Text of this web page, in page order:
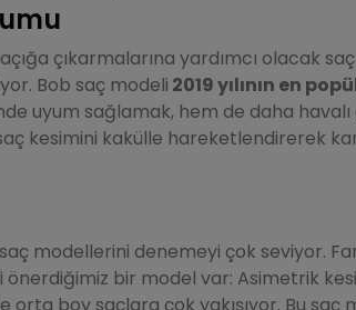
çıkarmalarına yardımcı olacak
Bob saç modeli 2019 yılının en
uyum sağlamak, hem de daha
kesimini kakülle hareketlendirerek
modellerini denemeyi çok seviyor.
bir model var: Asimetrik